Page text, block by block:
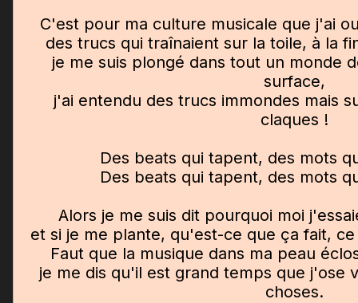
C'est pour ma culture musicale que j'ai
des trucs qui traînaient sur la toile, à la
je me suis plongé dans tout un monde
surface,
j'ai entendu des trucs immondes mais
claques !
Des beats qui tapent, des mots
Des beats qui tapent, des mots
Alors je me suis dit pourquoi moi
et si je me plante, qu'est-ce que ça fait,
Faut que la musique dans ma peau
je me dis qu'il est grand temps que j'ose
choses.